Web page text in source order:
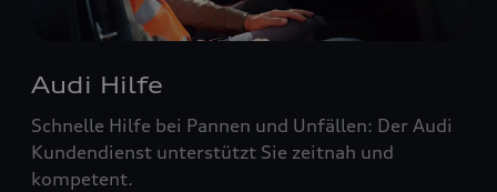
Audi Hilfe
Schnelle Hilfe bei Pannen und Unfällen: Der Audi
Kundendienst unterstützt Sie zeitnah und
kompetent.